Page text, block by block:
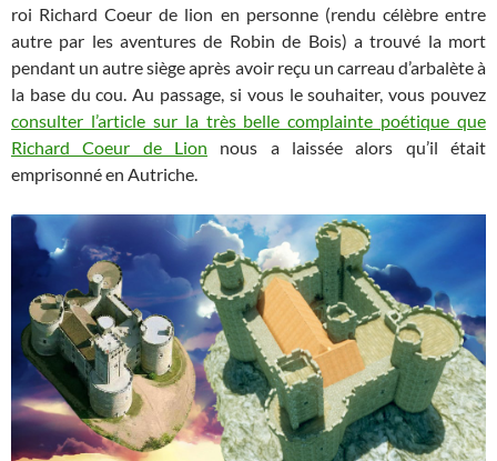
roi Richard Coeur de lion en personne (rendu célèbre entre
autre par les aventures de Robin de Bois) a trouvé la mort
pendant un autre siège après avoir reçu un carreau d’arbalète à
la base du cou. Au passage, si vous le souhaiter, vous pouvez
consulter l’article sur la très belle complainte poétique que
Richard Coeur de Lion nous a laissée alors qu’il était
emprisonné en Autriche.